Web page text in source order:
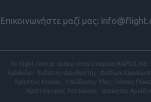
Επικοινωνήστε μαζί μας:
Το flight.com.gr ανήκει στην εταιρεία ΙΚΑΡΟΣ
Χαλάνδρι · Εκδότης-Διευθυντής: Φαίδων
Χρήστος Κτενάς · Υπεύθυνος Ύλης: Γιάννης
Χριστόφορος Χαντιώνας · Διοίκηση: